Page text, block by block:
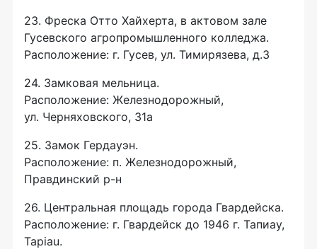
23. Фреска Отто Хайхерта, в актовом зале
Гусевского агропромышленного колледжа.
Расположение: г. Гусев, ул. Тимирязева, д.3
24. Замковая мельница.
Расположение: Железнодорожный,
ул. Черняховского, 31а
25. Замок Гердауэн.
Расположение: п. Железнодорожный,
Правдинский р-н
26. Центральная площадь города Гвардейска.
Расположение: г. Гвардейск до 1946 г. Тапиау,
Tapiau.